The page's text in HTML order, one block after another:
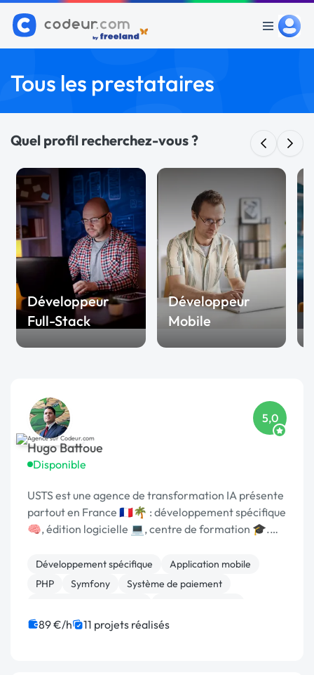
Tous les prestataires
Quel profil recherchez-vous ?
Développeur
Full-Stack
Développeur
Mobile
Hugo Battoue
Disponible
5,0
USTS est une agence de transformation IA présente
partout en France 🇫🇷🌴 : développement spécifique
🧠, édition logicielle 💻, centre de formation 🎓.
Développement spécifique
Application mobile
PHP
Symfony
Système de paiement
WordPress
Back-end Full-stack
89 €/h 11 projets réalisés